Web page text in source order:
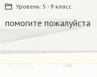
Уровень: 5 - 9 класс
помогите пожалуйста ​